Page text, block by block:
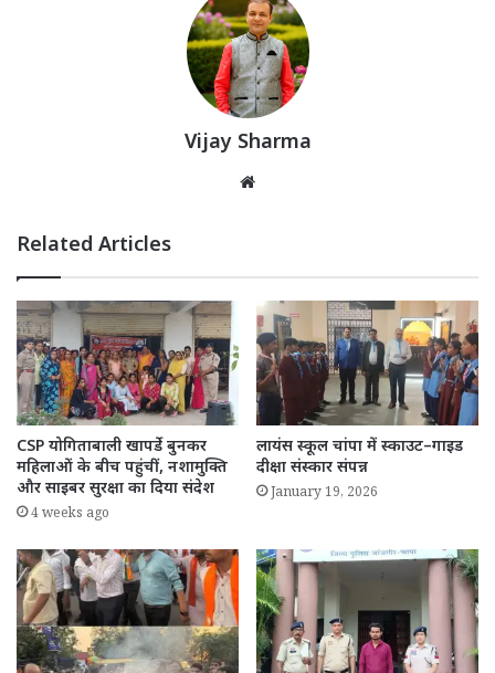
Vijay Sharma
Related Articles
CSP योगिताबाली खापर्डे बुनकर
महिलाओं के बीच पहुंचीं, नशामुक्ति
और साइबर सुरक्षा का दिया संदेश
4 weeks ago
लायंस स्कूल चांपा में स्काउट–गाइड
दीक्षा संस्कार संपन्न
January 19, 2026